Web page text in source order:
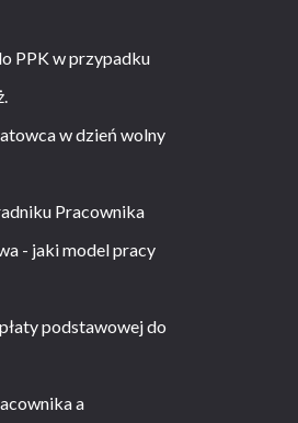
PPK w przypadku
w dzień wolny
Pracownika
- jaki model pracy
podstawowej do
a